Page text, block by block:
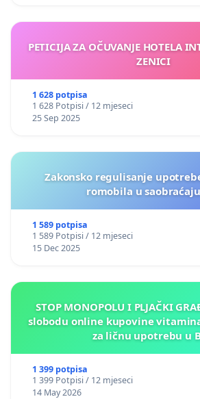
PETICIJA ZA OČUVANJE HOTELA
ZENICI
1 628 potpisa
1 628 Potpisi / 12 mjeseci
25 Sep 2025
Zakonsko regulisanje
romobila u
1 589 potpisa
1 589 Potpisi / 12 mjeseci
15 Dec 2025
STOP MONOPOLU I PLJAČKI
slobodu online kupovine
za ličnu upotrebu u
1 399 potpisa
1 399 Potpisi / 12 mjeseci
14 May 2026